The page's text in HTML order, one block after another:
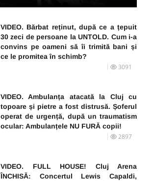
VIDEO. Bărbat reținut, după ce a țepuit
30 zeci de persoane la UNTOLD. Cum i-a
convins pe oameni să îi trimită bani și
ce le promitea în schimb?
3091
VIDEO. Ambulanța atacată la Cluj cu
topoare și pietre a fost distrusă. Șoferul
operat de urgență, după un traumatism
ocular: Ambulanțele NU FURĂ copii!
2897
VIDEO. FULL HOUSE! Cluj Arena
ÎNCHISĂ: Concertul Lewis Capaldi,